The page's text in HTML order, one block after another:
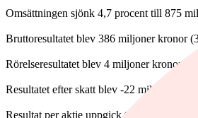
Omsättningen sjönk 4,7 procent till 875
Bruttoresultatet blev 386 miljoner kronor
Rörelseresultatet blev 4 miljoner kronor
Resultatet efter skatt blev -22 miljoner
Resultat per aktie uppgick till -1,43 kronor